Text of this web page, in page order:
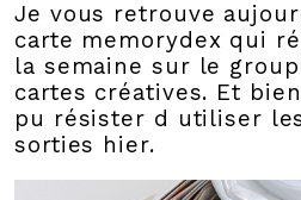
Je vous retrouve
carte memorydex qui
la semaine sur le
cartes créatives. Et
pu résister d utiliser
sorties hier.